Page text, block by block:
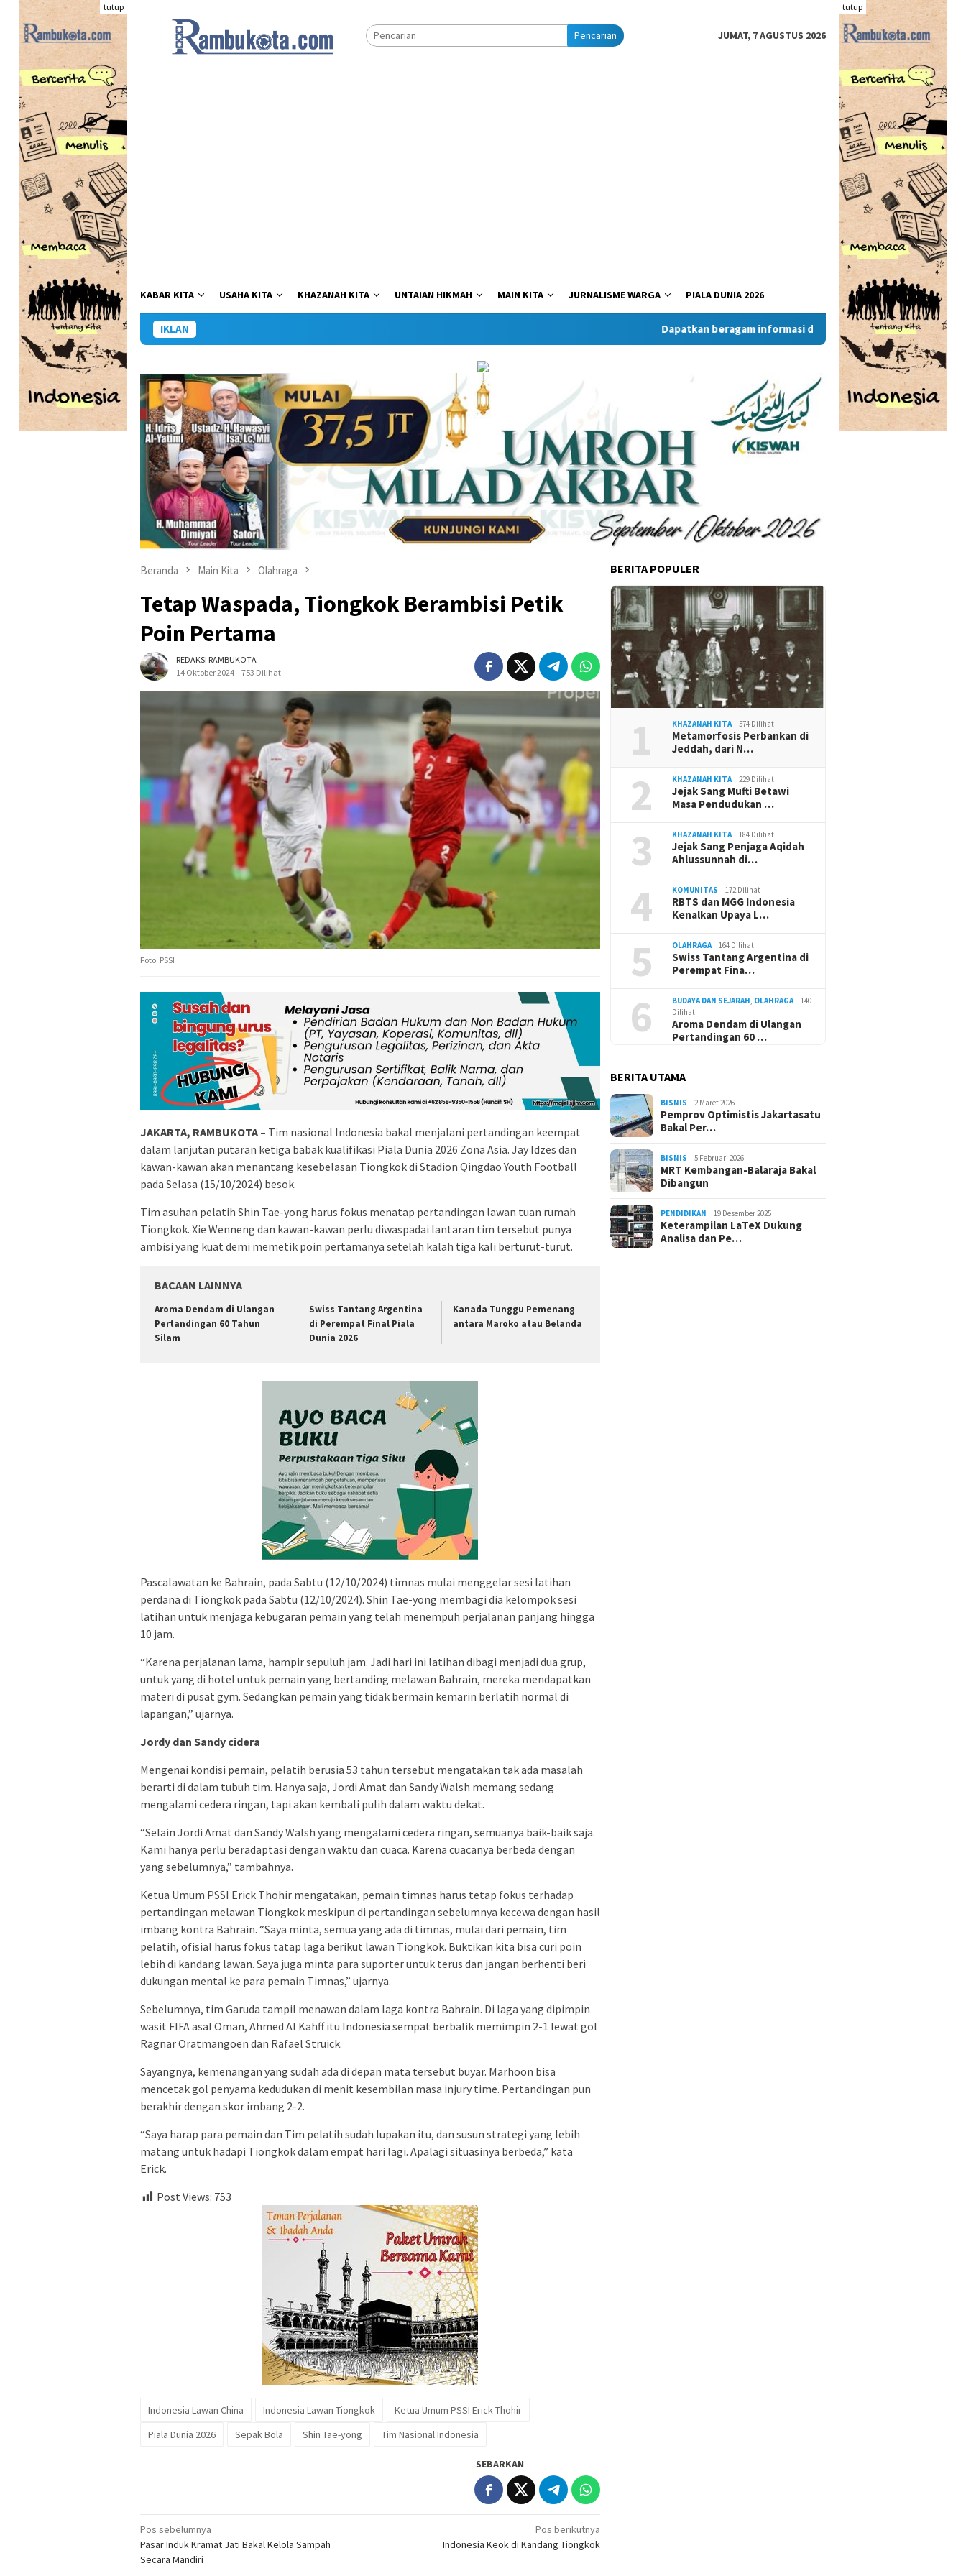
Loncat
konten
tutup tutup
Pencarian JUMAT, 7 AGUSTUS 2026
KABAR KITA USAHA KITA KHAZANAH KITA UNTAIAN HIKMAH MAIN KITA JURNALISME WARGA PIALA DUNIA 2026
IKLAN Dapatkan beragam informasi dan berita menarik dari situs
Beranda Main Kita Olahraga
Tetap Waspada, Tiongkok Berambisi Petik
Poin Pertama
REDAKSI RAMBUKOTA
14 Oktober 2024
753 Dilihat
Foto: PSSI
JAKARTA, RAMBUKOTA – Tim nasional Indonesia bakal menjalani pertandingan keempat
dalam lanjutan putaran ketiga babak kualifikasi Piala Dunia 2026 Zona Asia. Jay Idzes dan
kawan-kawan akan menantang kesebelasan Tiongkok di Stadion Qingdao Youth Football
pada Selasa (15/10/2024) besok.
Tim asuhan pelatih Shin Tae-yong harus fokus menatap pertandingan lawan tuan rumah
Tiongkok. Xie Wenneng dan kawan-kawan perlu diwaspadai lantaran tim tersebut punya
ambisi yang kuat demi memetik poin pertamanya setelah kalah tiga kali berturut-turut.
BACAAN LAINNYA
Aroma Dendam di Ulangan
Pertandingan 60 Tahun
Silam
Swiss Tantang Argentina
di Perempat Final Piala
Dunia 2026
Kanada Tunggu Pemenang
antara Maroko atau Belanda
Pascalawatan ke Bahrain, pada Sabtu (12/10/2024) timnas mulai menggelar sesi latihan
perdana di Tiongkok pada Sabtu (12/10/2024). Shin Tae-yong membagi dia kelompok sesi
latihan untuk menjaga kebugaran pemain yang telah menempuh perjalanan panjang hingga
10 jam.
“Karena perjalanan lama, hampir sepuluh jam. Jadi hari ini latihan dibagi menjadi dua grup,
untuk yang di hotel untuk pemain yang bertanding melawan Bahrain, mereka mendapatkan
materi di pusat gym. Sedangkan pemain yang tidak bermain kemarin berlatih normal di
lapangan,” ujarnya.
Jordy dan Sandy cidera
Mengenai kondisi pemain, pelatih berusia 53 tahun tersebut mengatakan tak ada masalah
berarti di dalam tubuh tim. Hanya saja, Jordi Amat dan Sandy Walsh memang sedang
mengalami cedera ringan, tapi akan kembali pulih dalam waktu dekat.
“Selain Jordi Amat dan Sandy Walsh yang mengalami cedera ringan, semuanya baik-baik saja.
Kami hanya perlu beradaptasi dengan waktu dan cuaca. Karena cuacanya berbeda dengan
yang sebelumnya,” tambahnya.
Ketua Umum PSSI Erick Thohir mengatakan, pemain timnas harus tetap fokus terhadap
pertandingan melawan Tiongkok meskipun di pertandingan sebelumnya kecewa dengan hasil
imbang kontra Bahrain. “Saya minta, semua yang ada di timnas, mulai dari pemain, tim
pelatih, ofisial harus fokus tatap laga berikut lawan Tiongkok. Buktikan kita bisa curi poin
lebih di kandang lawan. Saya juga minta para suporter untuk terus dan jangan berhenti beri
dukungan mental ke para pemain Timnas,” ujarnya.
Sebelumnya, tim Garuda tampil menawan dalam laga kontra Bahrain. Di laga yang dipimpin
wasit FIFA asal Oman, Ahmed Al Kahff itu Indonesia sempat berbalik memimpin 2-1 lewat gol
Ragnar Oratmangoen dan Rafael Struick.
Sayangnya, kemenangan yang sudah ada di depan mata tersebut buyar. Marhoon bisa
mencetak gol penyama kedudukan di menit kesembilan masa injury time. Pertandingan pun
berakhir dengan skor imbang 2-2.
“Saya harap para pemain dan Tim pelatih sudah lupakan itu, dan susun strategi yang lebih
matang untuk hadapi Tiongkok dalam empat hari lagi. Apalagi situasinya berbeda,” kata
Erick.
Post Views: 753
Indonesia Lawan China Indonesia Lawan Tiongkok
Ketua Umum PSSI Erick Thohir
Piala Dunia 2026
Sepak Bola Shin Tae-yong Tim Nasional Indonesia
SEBARKAN
Navigasi
pos
Pos sebelumnya
Pasar Induk Kramat Jati Bakal Kelola Sampah
Secara Mandiri
Pos berikutnya
Indonesia Keok di Kandang Tiongkok
BERITA POPULER
1 KHAZANAH KITA 574 Dilihat
Metamorfosis Perbankan di
Jeddah, dari N…
2 KHAZANAH KITA 229 Dilihat
Jejak Sang Mufti Betawi
Masa Pendudukan …
3 KHAZANAH KITA 184 Dilihat
Jejak Sang Penjaga Aqidah
Ahlussunnah di…
4 KOMUNITAS 172 Dilihat
RBTS dan MGG Indonesia
Kenalkan Upaya L…
5 OLAHRAGA 164 Dilihat
Swiss Tantang Argentina di
Perempat Fina…
6 BUDAYA DAN SEJARAH OLAHRAGA
140
Dilihat
Aroma Dendam di Ulangan
Pertandingan 60 …
BERITA UTAMA
BISNIS 2 Maret 2026
Pemprov Optimistis Jakartasatu
Bakal Per…
BISNIS 5 Februari 2026
MRT Kembangan-Balaraja Bakal
Dibangun
PENDIDIKAN 19 Desember 2025
Keterampilan LaTeX Dukung
Analisa dan Pe…